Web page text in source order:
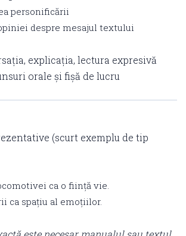
personificării
despre mesajul textului
explicația, lectura expresivă
orale și fișă de lucru
(scurt exemplu de tip
ca o ființă vie.
ca spațiu al emoțiilor.